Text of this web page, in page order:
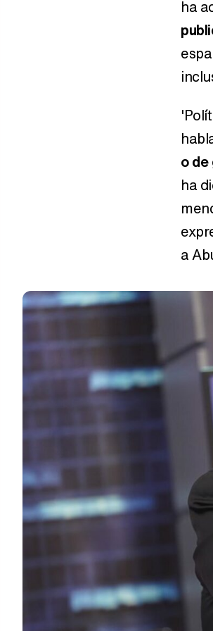
ha
o de
ha
a